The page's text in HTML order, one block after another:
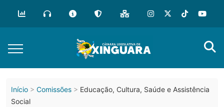
Início Comissões
Educação, Cultura, Saúde e Assistência
Social